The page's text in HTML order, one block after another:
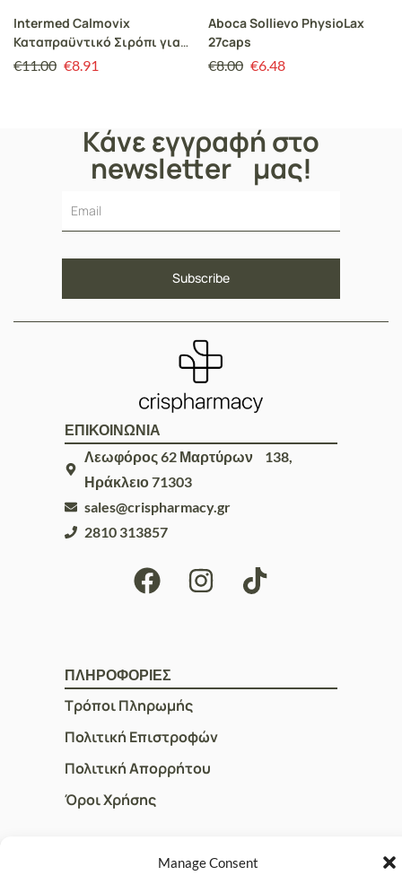
Manage Consent
Intermed Calmovix
Καταπραϋντικό Σιρόπι για
τον Βήχα 125ml
€11.00 €8.91
Aboca Sollievo PhysioLax
27caps
€8.00 €6.48
Κάνε εγγραφή στο
newsletter μας!
ΕΠΙΚΟΙΝΩΝΙΑ
Λεωφόρος 62 Μαρτύρων 138,
Ηράκλειο 71303
sales@crispharmacy.gr
2810 313857
ΠΛΗΡΟΦΟΡΙΕΣ
Τρόποι Πληρωμής
Πολιτική Επιστροφών
Πολιτική Απορρήτου
Όροι Χρήσης
ΓΡΗΓΟΡOI ΣΥΝΔΕΣΜΟΙ